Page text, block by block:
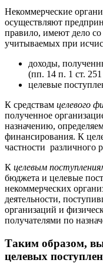
Некоммерческие
осуществляют
правило, имеют дело
учитываемых при
доходы,
(пп. 14 п. 1 ст.
целевые
К средствам целевого
полученное
назначению,
финансирования. К
частности различного
К целевым
бюджета и целевые
некоммерческих
деятельности,
организаций и
получателями по
Таким образом,
целевых